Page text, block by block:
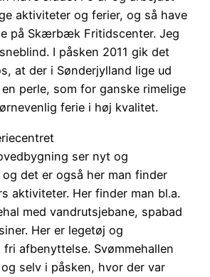
aktiviteter og ferier, og så have
på Skærbæk Fritidscenter. Jeg
I påsken 2011 gik det
at der i Sønderjylland lige ud
perle, som for ganske rimelige
ferie i høj kvalitet.
ser nyt og
det er også her man finder
aktiviteter. Her finder man bl.a.
med vandrutsjebane, spabad
Her er legetøj og
afbenyttelse. Svømmehallen
selv i påsken, hvor der var